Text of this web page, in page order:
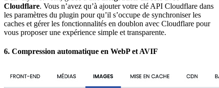
Cloudflare. Vous n’avez qu’à ajouter votre clé API Cloudflare dans
les paramètres du plugin pour qu’il s’occupe de synchroniser les
caches et gérer les fonctionnalités en doublon avec Cloudflare pour
vous proposer une expérience simple et transparente.
6. Compression automatique en WebP et AVIF